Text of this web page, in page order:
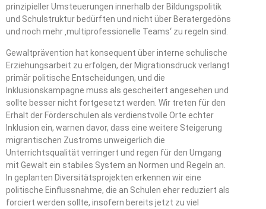
prinzipieller Umsteuerungen innerhalb der Bildungspolitik
und Schulstruktur bedürften und nicht über Beratergedöns
und noch mehr ‚multiprofessionelle Teams‘ zu regeln sind.
Gewaltprävention hat konsequent über interne schulische
Erziehungsarbeit zu erfolgen, der Migrationsdruck verlangt
primär politische Entscheidungen, und die
Inklusionskampagne muss als gescheitert angesehen und
sollte besser nicht fortgesetzt werden. Wir treten für den
Erhalt der Förderschulen als verdienstvolle Orte echter
Inklusion ein, warnen davor, dass eine weitere Steigerung
migrantischen Zustroms unweigerlich die
Unterrichtsqualität verringert und regen für den Umgang
mit Gewalt ein stabiles System an Normen und Regeln an.
In geplanten Diversitätsprojekten erkennen wir eine
politische Einflussnahme, die an Schulen eher reduziert als
forciert werden sollte, insofern bereits jetzt zu viel